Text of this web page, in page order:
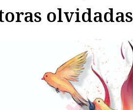
olvidadas